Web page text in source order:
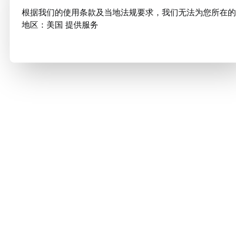
根据我们的使用条款及当地法规要求，我们无法为您所在的
地区：美国 提供服务